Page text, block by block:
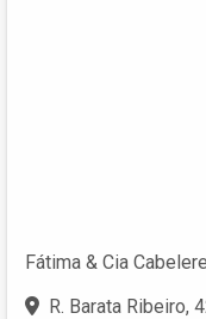
Fátima & Cia
R. Barata Ribeiro,